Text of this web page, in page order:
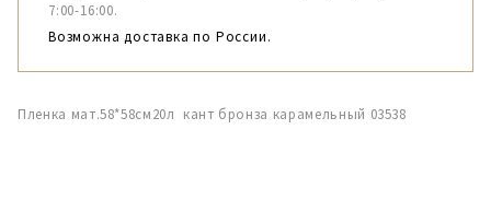
7:00-16:00.
Возможна доставка по России.
Пленка мат.58*58см20л кант бронза карамельный 03538